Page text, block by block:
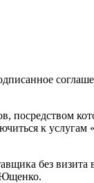
посредством
к
без
Ющенко.